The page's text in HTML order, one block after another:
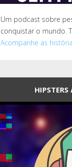
Um podcast sobre
conquistar o mundo.
Acompanhe as